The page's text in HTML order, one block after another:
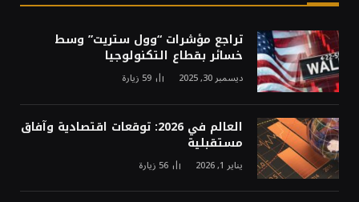
تراجع مؤشرات “وول ستريت” وسط
خسائر بقطاع التكنولوجيا
ديسمبر 30, 2025 59 زيارة
العالم في 2026: توقعات اقتصادية وآفاق
مستقبلية
يناير 1, 2026 56 زيارة